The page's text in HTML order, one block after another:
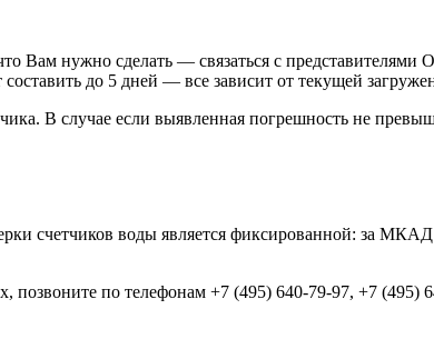
Вам нужно сделать — связаться с
до 5 дней — все зависит от текущей
В случае если выявленная погрешность не
счетчиков воды является фиксированной: за
по телефонам +7 (495) 640-79-97, +7 (495)